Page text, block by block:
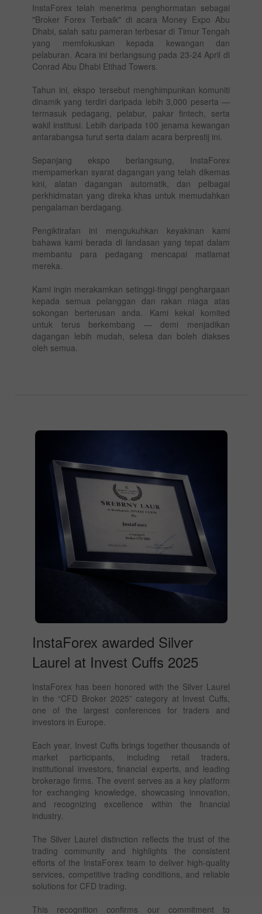
InstaForex telah menerima penghormatan sebagai
"Broker Forex Terbaik" di acara Money Expo Abu
Dhabi, salah satu pameran terbesar di Timur Tengah
yang memfokuskan kepada kewangan dan
pelaburan. Acara ini berlangsung pada 23-24 April di
Conrad Abu Dhabi Etihad Towers.
Tahun ini, ekspo tersebut menghimpunkan komuniti
dinamik yang terdiri daripada lebih 3,000 peserta —
termasuk pedagang, pelabur, pakar fintech, serta
wakil institusi. Lebih daripada 100 jenama kewangan
antarabangsa turut serta dalam acara berprestij ini.
Sepanjang ekspo berlangsung, InstaForex
mempamerkan syarat dagangan yang telah dikemas
kini, alatan dagangan automatik, dan pelbagai
perkhidmatan yang direka khas untuk memudahkan
pengalaman berdagang.
Pengiktirafan ini mengukuhkan keyakinan kami
bahawa kami berada di landasan yang tepat dalam
membantu para pedagang mencapai matlamat
mereka.
Kami ingin merakamkan setinggi-tinggi penghargaan
kepada semua pelanggan dan rakan niaga atas
sokongan berterusan anda. Kami kekal komited
untuk terus berkembang — demi menjadikan
dagangan lebih mudah, selesa dan boleh diakses
oleh semua.
InstaForex awarded Silver
Laurel at Invest Cuffs 2025
InstaForex has been honored with the Silver Laurel
in the “CFD Broker 2025” category at Invest Cuffs,
one of the largest conferences for traders and
investors in Europe.
Each year, Invest Cuffs brings together thousands of
market participants, including retail traders,
institutional investors, financial experts, and leading
brokerage firms. The event serves as a key platform
for exchanging knowledge, showcasing innovation,
and recognizing excellence within the financial
industry.
The Silver Laurel distinction reflects the trust of the
trading community and highlights the consistent
efforts of the InstaForex team to deliver high-quality
services, competitive trading conditions, and reliable
solutions for CFD trading.
This recognition confirms our commitment to